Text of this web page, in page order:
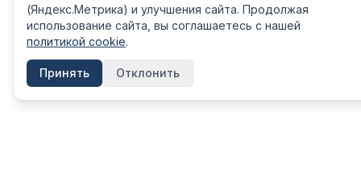
(Яндекс.Метрика) и улучшения сайта. Продолжая
использование сайта, вы соглашаетесь с нашей
политикой cookie.
Принять Отклонить